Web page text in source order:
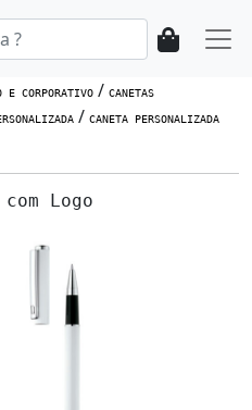
E CORPORATIVO / CANETAS
/ CANETA PERSONALIZADA
Logo